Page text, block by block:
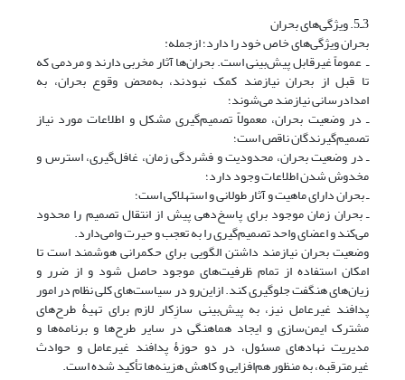
3ـ5. ویژگی‌های بحران
بحران ویژگی‌های خاص خود را دارد؛ ازجمله:
ـ عموماً غیرقابل پیش‌بینی است. بحران‌ها آثار مخربی دارند و مردمی که
تا قبل از بحران نیازمند کمک نبودند، به‌محض وقوع بحران، به
امدادرسانی نیازمند می‌‌شوند؛
ـ در وضعیت بحران، معمولاً تصمیم‌گیری مشکل و اطلاعات مورد نیاز
تصمیم‌گیرندگان ناقص است؛
ـ در وضعیت بحران، محدودیت و فشردگی زمان، غافل‌گیری، استرس و
مخدوش شدن اطلاعات وجود دارد؛
ـ بحران دارای ماهیت و آثار طولانی و استهلاکی است؛
ـ بحران زمان موجود برای پاسخ‌دهی پیش از انتقال تصمیم را محدود
می‌کند و اعضای واحد تصمیم‌گیری را به تعجب و حیرت وامی‌دارد.
وضعیت بحران نیازمند داشتن الگویی برای حکمرانی هوشمند است تا
امکان استفاده از تمام ظرفیت‌های موجود حاصل شود و از ضرر و
زیان‌های هنگفت جلوگیری کند. ازاین‌رو در سیاست‌های کلی نظام در امور
پدافند غیرعامل نیز، به پیش‌بینی سازِکار لازم برای تهیۀ طرح‌های
مشترک ایمن‌سازی و ایجاد هماهنگی در سایر طرح‌ها و برنامه‌‌ها و
مدیریت نهادهای مسئول، در دو حوزۀ پدافند غیرعامل و حوادث
غیرمترقبه، به منظور هم‌‌افزایی و کاهش هزینه‌ها تأکید شده است.